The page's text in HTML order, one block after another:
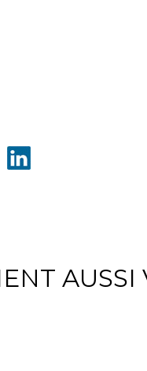
AUSSI